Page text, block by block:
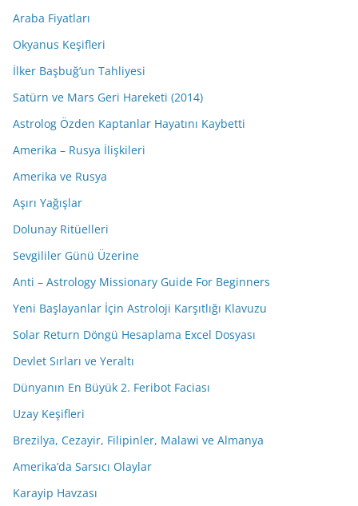
Araba Fiyatları
Okyanus Keşifleri
İlker Başbuğ’un Tahliyesi
Satürn ve Mars Geri Hareketi (2014)
Astrolog Özden Kaptanlar Hayatını Kaybetti
Amerika – Rusya İlişkileri
Amerika ve Rusya
Aşırı Yağışlar
Dolunay Ritüelleri
Sevgililer Günü Üzerine
Anti – Astrology Missionary Guide For Beginners
Yeni Başlayanlar İçin Astroloji Karşıtlığı Klavuzu
Solar Return Döngü Hesaplama Excel Dosyası
Devlet Sırları ve Yeraltı
Dünyanın En Büyük 2. Feribot Faciası
Uzay Keşifleri
Brezilya, Cezayir, Filipinler, Malawi ve Almanya
Amerika’da Sarsıcı Olaylar
Karayip Havzası